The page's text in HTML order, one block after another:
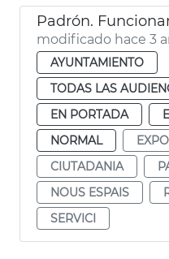
modificado hace 3
AYUNTAMIENTO
TODAS LAS
EN PORTADA
NORMAL
CIUTADANIA
NOUS ESPAIS
SERVICI